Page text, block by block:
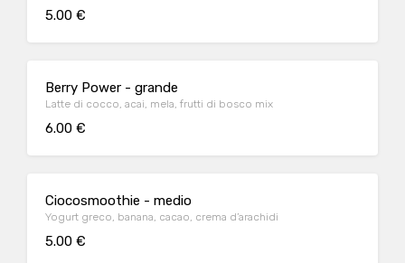
5.00 €
Berry Power - grande
Latte di cocco, acai, mela, frutti di bosco mix
6.00 €
Ciocosmoothie - medio
Yogurt greco, banana, cacao, crema d’arachidi
5.00 €